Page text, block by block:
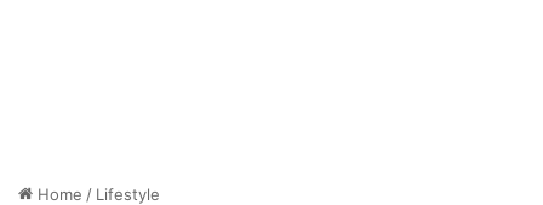
Home / Lifestyle